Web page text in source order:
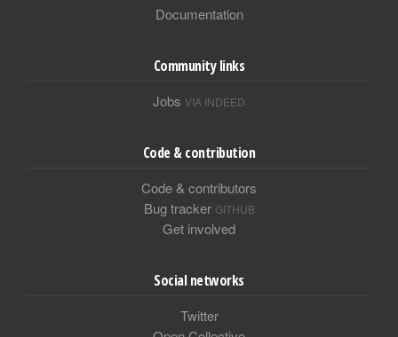
Documentation
Community links
Jobs VIA INDEED
Code & contribution
Code & contributors
Bug tracker GITHUB
Get involved
Social networks
Twitter